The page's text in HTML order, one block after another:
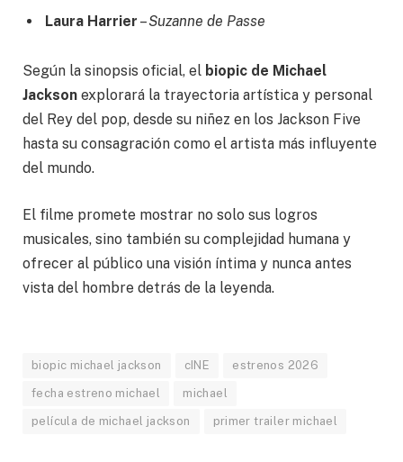
Laura Harrier –Suzanne de Passe
Según la sinopsis oficial, el biopic de Michael
Jackson explorará la trayectoria artística y personal
del Rey del pop, desde su niñez en los Jackson Five
hasta su consagración como el artista más influyente
del mundo.
El filme promete mostrar no solo sus logros
musicales, sino también su complejidad humana y
ofrecer al público una visión íntima y nunca antes
vista del hombre detrás de la leyenda.
biopic michael jackson cINE estrenos 2026
fecha estreno michael michael
película de michael jackson primer trailer michael